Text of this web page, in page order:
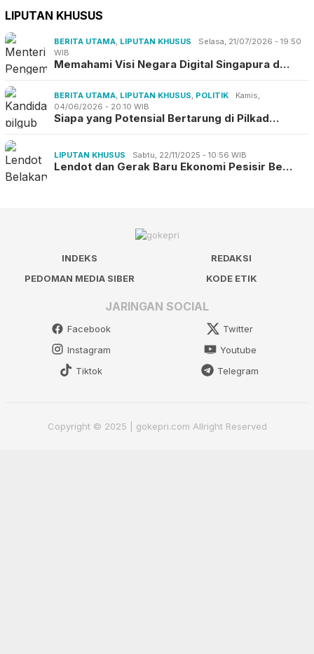
LIPUTAN KHUSUS
BERITA UTAMA, LIPUTAN KHUSUS
Selasa, 21/07/2026 - 19:50
WIB
Memahami Visi Negara Digital Singapura d…
BERITA UTAMA, LIPUTAN KHUSUS, POLITIK
Kamis,
04/06/2026 - 20:10 WIB
Siapa yang Potensial Bertarung di Pilkad…
LIPUTAN KHUSUS Sabtu, 22/11/2025 - 10:56 WIB
Lendot dan Gerak Baru Ekonomi Pesisir Be…
INDEKS
REDAKSI
PEDOMAN MEDIA SIBER
KODE ETIK
JARINGAN SOCIAL
Facebook
Twitter
Instagram
Youtube
Tiktok
Telegram
Copyright © 2025 | gokepri.com Allright Reserved